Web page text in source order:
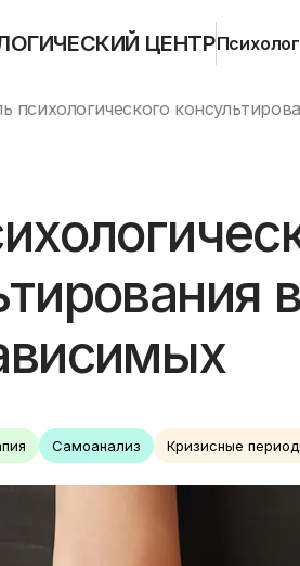
ЦЕНТР
психологического
Самоанализ Кризисные